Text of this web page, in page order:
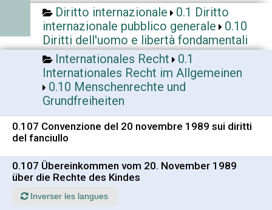
Diritto internazionale
0.1 Diritto
internazionale pubblico generale
0.10
Diritti dell'uomo e libertà fondamentali
Internationales Recht
0.1
Internationales Recht im Allgemeinen
0.10 Menschenrechte und
Grundfreiheiten
0.107 Convenzione del 20 novembre 1989 sui diritti
del fanciullo
0.107 Übereinkommen vom 20. November 1989
über die Rechte des Kindes
Inverser les langues